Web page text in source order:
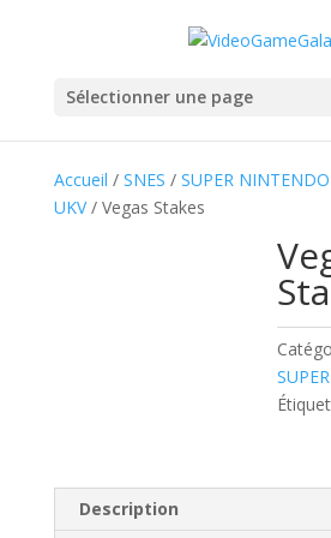
Sélectionner une page
Accueil / SNES / SUPER NINTENDO
UKV/ Vegas Stakes
Description